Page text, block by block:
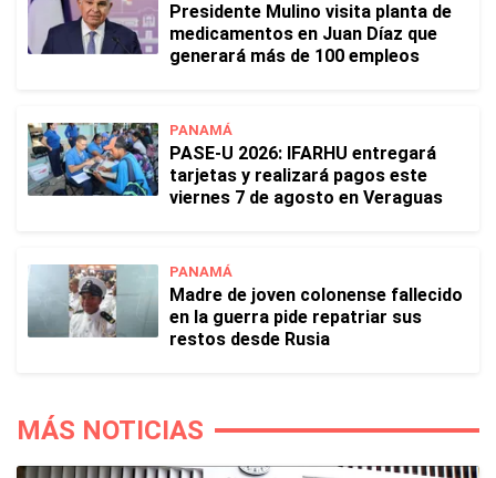
Presidente Mulino visita planta de
medicamentos en Juan Díaz que
generará más de 100 empleos
PANAMÁ
PASE-U 2026: IFARHU entregará
tarjetas y realizará pagos este
viernes 7 de agosto en Veraguas
PANAMÁ
Madre de joven colonense fallecido
en la guerra pide repatriar sus
restos desde Rusia
MÁS NOTICIAS